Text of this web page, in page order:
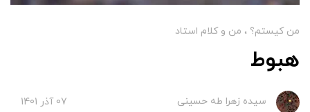
من کیستم؟ من و کلام استاد
هبوط
سیده زهرا طه حسینی 07 آذر 1401